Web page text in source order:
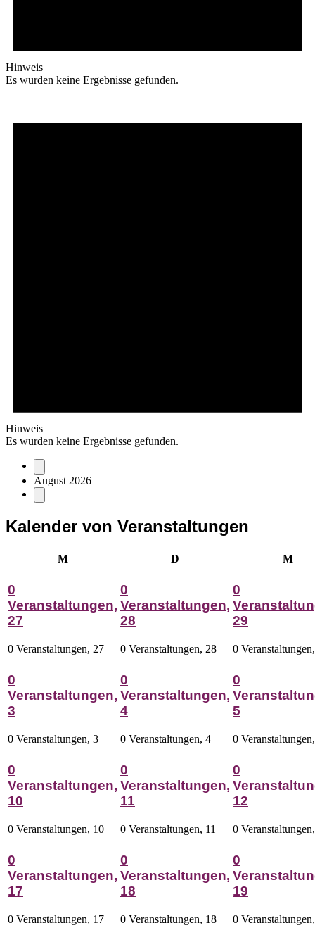
Hinweis
Es wurden keine Ergebnisse gefunden.
Hinweis
Es wurden keine Ergebnisse gefunden.
August 2026
Kalender von Veranstaltungen
MMontag D M
0
Veranstaltungen,
27
0 Veranstaltungen, 27
0
Veranstaltungen,
28
0 Veranstaltungen, 28
0
29
0
0
Veranstaltungen,
3
0 Veranstaltungen, 3
0
Veranstaltungen,
4
0 Veranstaltungen, 4
0
5
0
0
Veranstaltungen,
10
0 Veranstaltungen, 10
0
Veranstaltungen,
11
0 Veranstaltungen, 11
0
12
0
0
Veranstaltungen,
17
0 Veranstaltungen, 17
0
Veranstaltungen,
18
0 Veranstaltungen, 18
0
19
0